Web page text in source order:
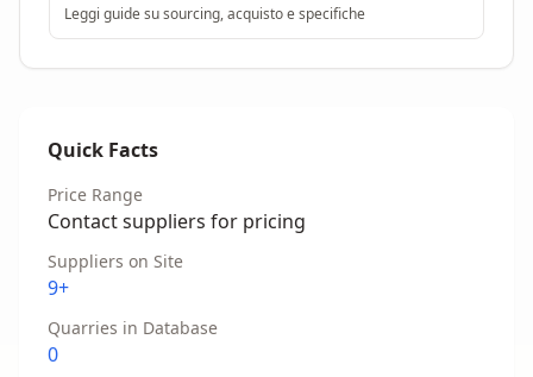
Leggi guide su sourcing, acquisto e specifiche
Quick Facts
Price Range
Contact suppliers for pricing
Suppliers on Site
9+
Quarries in Database
0